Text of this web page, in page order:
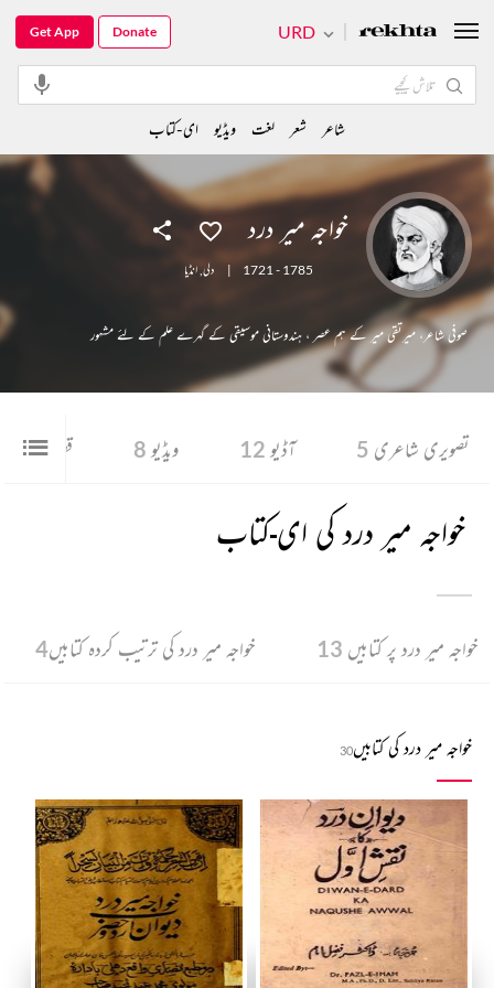
خواجہ میر درد
1721 - 1785
| دلی,انڈیا
صوفی شاعر، میرتقی میر کے ہم عصر ، ہندوستانی موسیقی کے گہرے علم کے لئے مشہور
تصویری شاعری 5 آڈیو 12 ویڈیو 8 قطعہ 4
خواجہ میر درد کی ای-کتاب
خواجہ میر درد پر کتابیں 13 خواجہ میر درد کی ترتیب کردہ کتابیں4
خواجہ میر درد کی کتابیں30
URD
Get App Donate
شاعر شعر لغت ویڈیو ای-کتاب